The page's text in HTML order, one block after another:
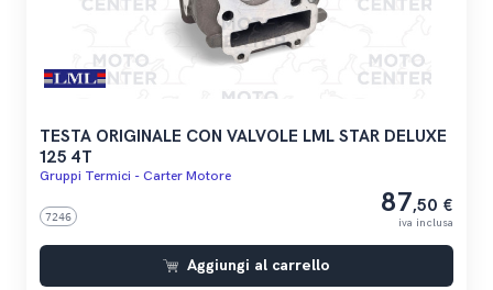
TESTA ORIGINALE CON VALVOLE LML STAR DELUXE
125 4T
Gruppi Termici - Carter Motore
7246 87,50 €
iva inclusa
Aggiungi al carrello